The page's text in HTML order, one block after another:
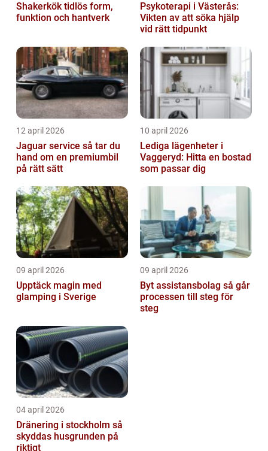
Shakerkök tidlös form,
funktion och hantverk
Psykoterapi i Västerås:
Vikten av att söka hjälp
vid rätt tidpunkt
12 april 2026
Jaguar service så tar du
hand om en premiumbil
på rätt sätt
10 april 2026
Lediga lägenheter i
Vaggeryd: Hitta en bostad
som passar dig
09 april 2026
Upptäck magin med
glamping i Sverige
09 april 2026
Byt assistansbolag så går
processen till steg för
steg
04 april 2026
Dränering i stockholm så
skyddas husgrunden på
riktigt